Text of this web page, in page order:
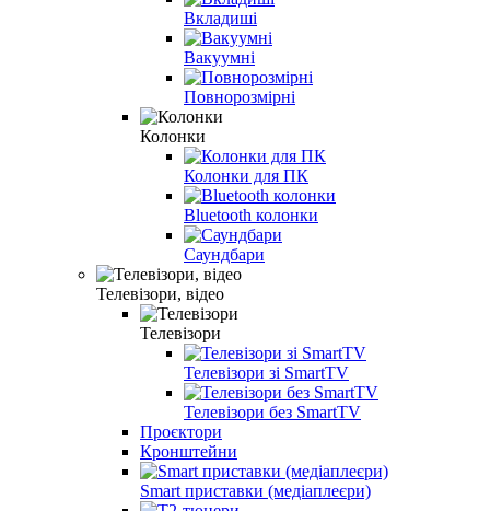
Вкладиші
Вакуумні
Повнорозмірні
Колонки
Колонки для ПК
Bluetooth колонки
Саундбари
Телевізори, відео
Телевізори
Телевізори зі SmartTV
Телевізори без SmartTV
Проєктори
Кронштейни
Smart приставки (медіаплеєри)